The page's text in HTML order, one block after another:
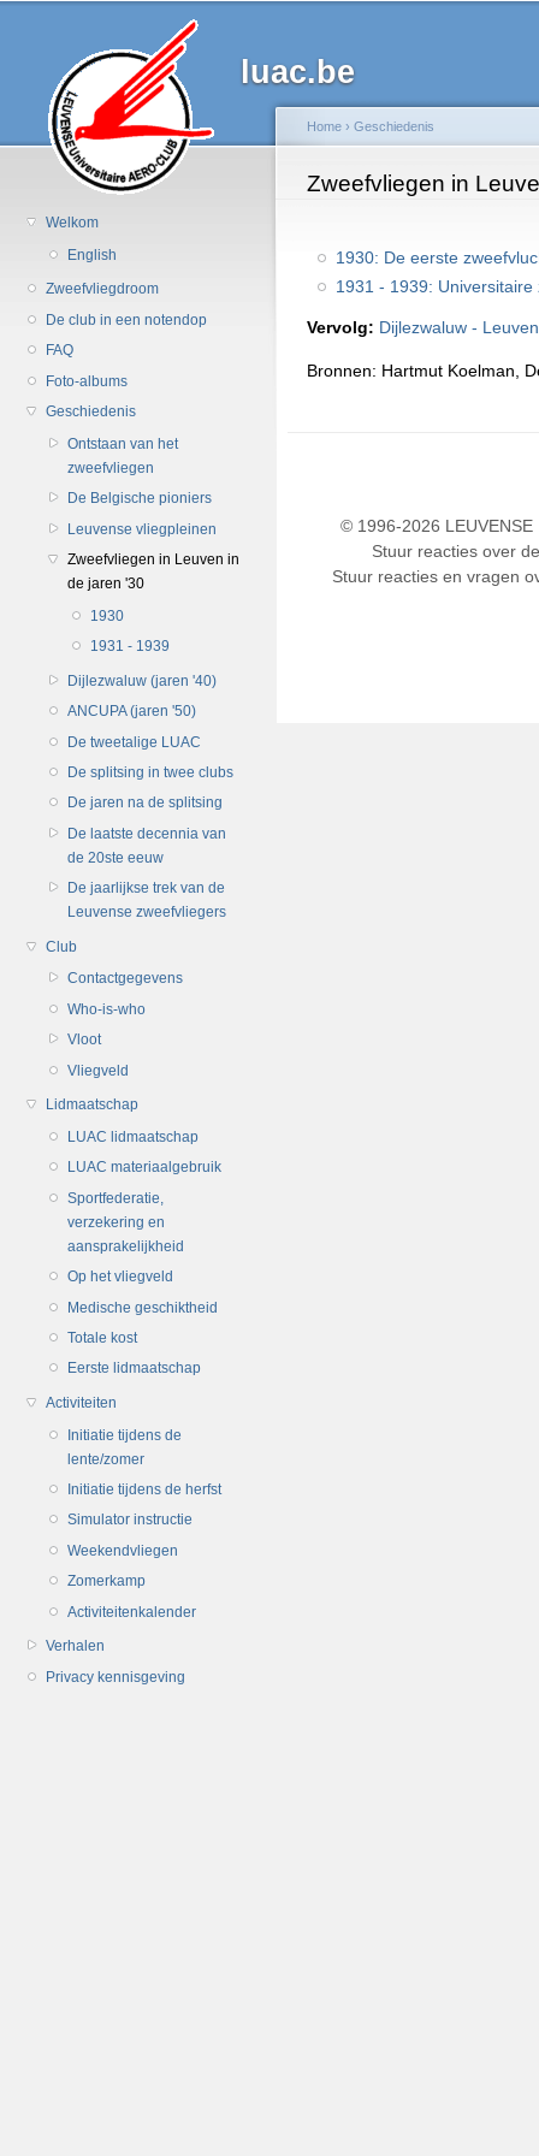
luac.be
Welkom
English
Zweefvliegdroom
De club in een notendop
FAQ
Foto-albums
Geschiedenis
Ontstaan van het
zweefvliegen
De Belgische pioniers
Leuvense vliegpleinen
Zweefvliegen in Leuven in
de jaren '30
1930
1931 - 1939
Dijlezwaluw (jaren '40)
ANCUPA (jaren '50)
De tweetalige LUAC
De splitsing in twee clubs
De jaren na de splitsing
De laatste decennia van
de 20ste eeuw
De jaarlijkse trek van de
Leuvense zweefvliegers
Club
Contactgegevens
Who-is-who
Vloot
Vliegveld
Lidmaatschap
LUAC lidmaatschap
LUAC materiaalgebruik
Sportfederatie,
verzekering en
aansprakelijkheid
Op het vliegveld
Medische geschiktheid
Totale kost
Eerste lidmaatschap
Activiteiten
Initiatie tijdens de
lente/zomer
Initiatie tijdens de herfst
Simulator instructie
Weekendvliegen
Zomerkamp
Activiteitenkalender
Verhalen
Privacy kennisgeving
U bent hier
Home › Geschiedenis
Zweefvliegen in
1930: De eerste
1931 - 1939:
Vervolg: Dijlezwaluw -
Bronnen: Hartmut Koelman,
© 1996-2026
Stuur reacties over
Stuur reacties en vragen